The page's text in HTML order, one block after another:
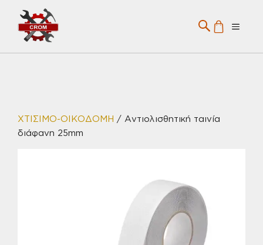
Μετάβαση
περιεχόμενο
Menu
ΧΤΙΣΙΜΟ-ΟΙΚΟΔΟΜΗ / Αντιολισθητική ταινία
διάφανη 25mm